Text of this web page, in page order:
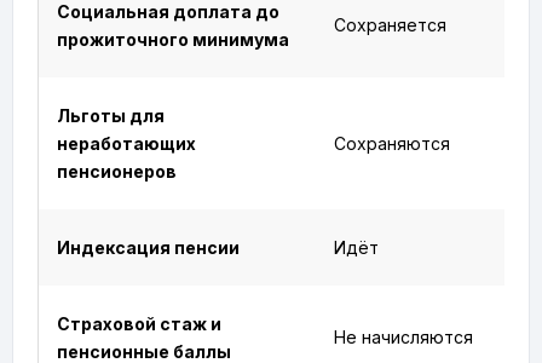
Социальная доплата до
прожиточного минимума
Сохраняется
Льготы для
неработающих
пенсионеров
Сохраняются
Индексация пенсии Идёт
Страховой стаж и
пенсионные баллы
Не начисляются